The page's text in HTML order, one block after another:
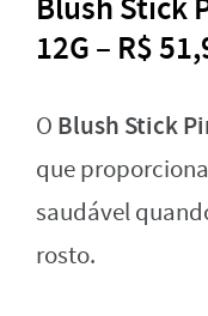
12G – R$
O Blush Stick
que
saudável
rosto.